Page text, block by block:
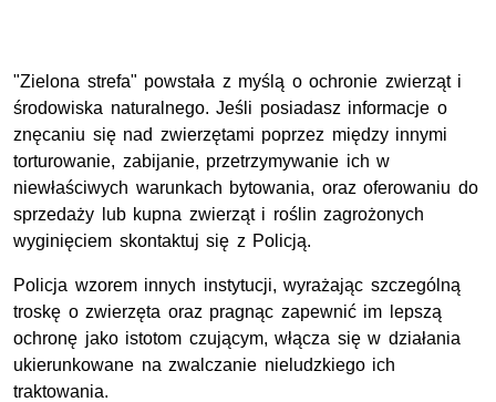
"Zielona strefa" powstała z myślą o ochronie zwierząt i
środowiska naturalnego. Jeśli posiadasz informacje o
znęcaniu się nad zwierzętami poprzez między innymi
torturowanie, zabijanie, przetrzymywanie ich w
niewłaściwych warunkach bytowania, oraz oferowaniu do
sprzedaży lub kupna zwierząt i roślin zagrożonych
wyginięciem skontaktuj się z Policją.
Policja wzorem innych instytucji, wyrażając szczególną
troskę o zwierzęta oraz pragnąc zapewnić im lepszą
ochronę jako istotom czującym, włącza się w działania
ukierunkowane na zwalczanie nieludzkiego ich
traktowania.